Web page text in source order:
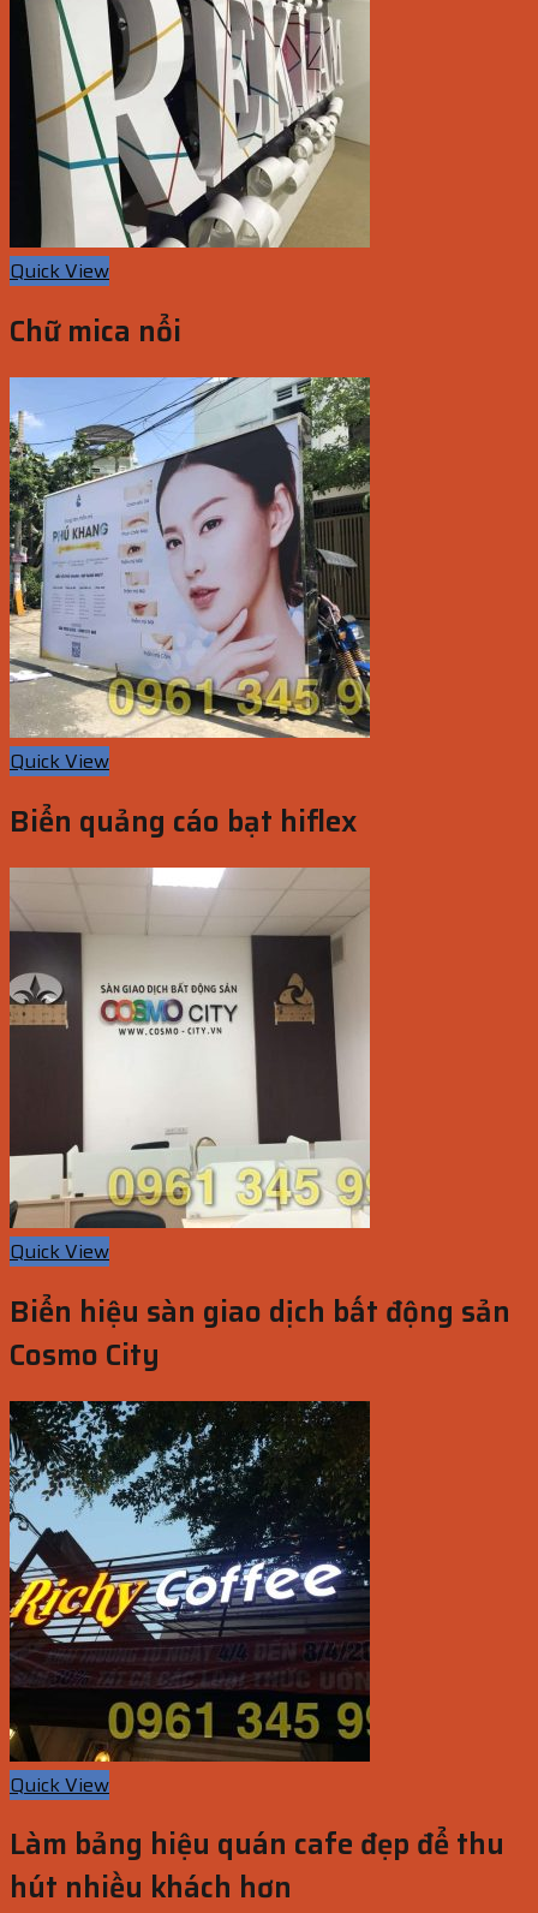
Quick View
Chữ mica nổi
Quick View
Biển quảng cáo bạt hiflex
Quick View
Biển hiệu sàn giao dịch bất động sản
Cosmo City
Quick View
Làm bảng hiệu quán cafe đẹp để thu
hút nhiều khách hơn